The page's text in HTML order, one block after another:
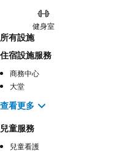
健身室
所有設施
住宿設施服務
商務中心
大堂
查看更多
兒童服務
兒童看護